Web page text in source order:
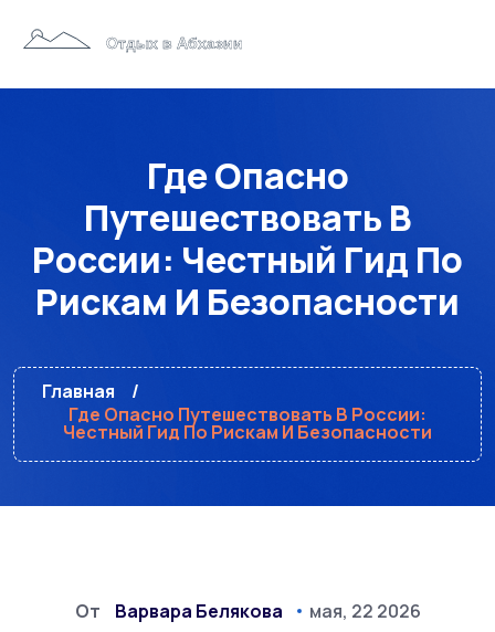
Где Опасно
Путешествовать В
России: Честный Гид По
Рискам И Безопасности
Главная
Где Опасно Путешествовать В России:
Честный Гид По Рискам И Безопасности
От Варвара Белякова мая, 22 2026